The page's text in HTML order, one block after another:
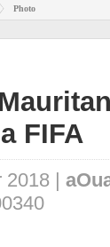
Photo
FIFA
2018 |